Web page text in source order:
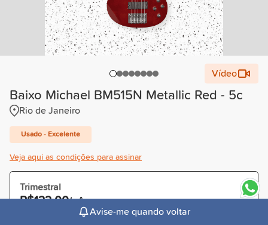
Vídeo
Baixo Michael BM515N Metallic Red - 5c
Rio de Janeiro
Usado - Excelente
Veja aqui as condições para assinar
Trimestral
R$122,00/mês
Cobrado R$366,00 à vista ou parceladoAvise-me quando voltar